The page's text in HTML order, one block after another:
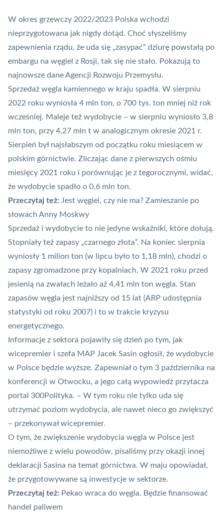
W okres grzewczy 2022/2023 Polska wchodzi
nieprzygotowana jak nigdy dotąd. Choć słyszeliśmy
zapewnienia rządu, że uda się „zasypać” dziurę powstałą po
embargu na węgiel z Rosji, tak się nie stało. Pokazują to
najnowsze dane Agencji Rozwoju Przemysłu.
Sprzedaż węgla kamiennego w kraju spadła. W sierpniu
2022 roku wyniosła 4 mln ton, o 700 tys. ton mniej niż rok
wcześniej. Maleje też wydobycie – w sierpniu wyniosło 3,8
mln ton, przy 4,27 mln t w analogicznym okresie 2021 r.
Sierpień był najsłabszym od początku roku miesiącem w
polskim górnictwie. Zliczając dane z pierwszych ośmiu
miesięcy 2021 roku i porównując je z tegorocznymi, widać,
że wydobycie spadło o 0,6 mln ton.
Przeczytaj też: Jest węgiel, czy nie ma? Zamieszanie po
słowach Anny Moskwy
Sprzedaż i wydobycie to nie jedyne wskaźniki, które dołują.
Stopniały też zapasy „czarnego złota”. Na koniec sierpnia
wyniosły 1 milion ton (w lipcu było to 1,18 mln), chodzi o
zapasy zgromadzone przy kopalniach. W 2021 roku przed
jesienią na zwałach leżało aż 4,41 mln ton węgla. Stan
zapasów węgla jest najniższy od 15 lat (ARP udostępnia
statystyki od roku 2007) i to w trakcie kryzysu
energetycznego.
Informacje z sektora pojawiły się dzień po tym, jak
wicepremier i szefa MAP Jacek Sasin ogłosił, że wydobycie
w Polsce będzie wyższe. Zapewniał o tym 3 października na
konferencji w Otwocku, a jego całą wypowiedź przytacza
portal 300Polityka. – W tym roku nie tylko uda się
utrzymać poziom wydobycia, ale nawet nieco go zwiększyć
– przekonywał wicepremier.
O tym, że zwiększenie wydobycia węgla w Polsce jest
niemożliwe z wielu powodów, pisaliśmy przy okazji innej
deklaracji Sasina na temat górnictwa. W maju opowiadał,
że przygotowywane są inwestycje w sektorze.
Przeczytaj też: Pekao wraca do węgla. Będzie finansować
handel paliwem